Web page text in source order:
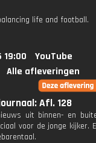
life and football.
19:00
YouTube
Alle afleveringen
Afl. 128
uit binnen- en
voor de jonge kijker.